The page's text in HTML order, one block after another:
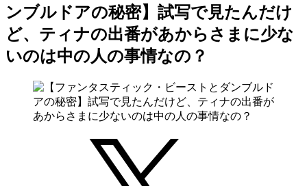
ンブルドアの秘密】試写で見たんだけ
ど、ティナの出番があからさまに少な
いのは中の人の事情なの？